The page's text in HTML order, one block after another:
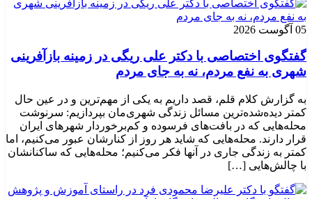
05 آگوست 2026
گفتگوی اختصاصی با دکتر علی ریگی در زمینه بازآفرینی
شهری به نفع مردم، نه به جای مردم
به گزارش کلام قلم، قصد داریم به یکی از مهم‌ترین و در عین حال
کمتر دیده‌شده‌ترین مسائل زندگی شهری‌مان بپردازیم: سرنوشت
محله‌هایی که در بافت‌های فرسوده و کم‌برخوردار شهرهای ایران
قرار دارند. محله‌هایی که شاید هر روز از کنارشان عبور می‌کنیم، اما
کمتر به زندگی جاری در آنها فکر می‌کنیم؛ محله‌هایی که ساکنانشان
با چالش‌هایی […]